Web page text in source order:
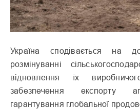
Україна сподівається на
розмінуванні
відновлення їх
забезпечення експорту
гарантування глобальної